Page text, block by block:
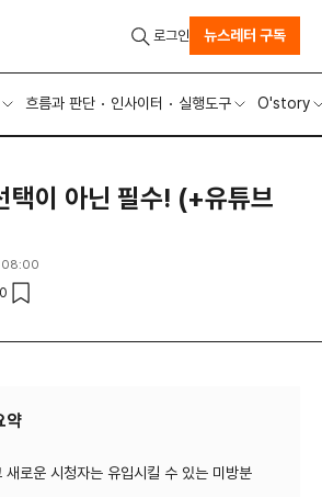
흐름과 판단 인사이터 실행도구 O'story
로그인 뉴스레터 구독
택이 아닌 필수! (+유튜브
08:00
0
약
새로운 시청자는 유입시킬 수 있는 미방분